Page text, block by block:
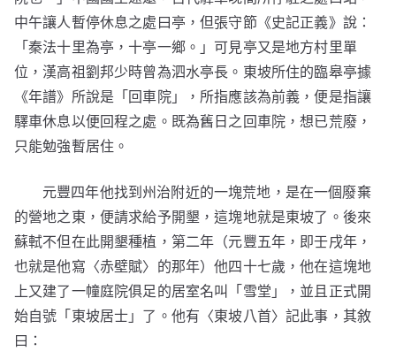
中午讓人暫停休息之處曰亭，但張守節《史記正義》說：
「秦法十里為亭，十亭一鄉。」可見亭又是地方村里單
位，漢高祖劉邦少時曾為泗水亭長。東坡所住的臨皋亭據
《年譜》所說是「回車院」，所指應該為前義，便是指讓
驛車休息以便回程之處。既為舊日之回車院，想已荒廢，
只能勉強暫居住。
元豐四年他找到州治附近的一塊荒地，是在一個廢棄
的營地之東，便請求給予開墾，這塊地就是東坡了。後來
蘇軾不但在此開墾種植，第二年（元豐五年，即壬戌年，
也就是他寫〈赤壁賦〉的那年）他四十七歲，他在這塊地
上又建了一幢庭院俱足的居室名叫「雪堂」，並且正式開
始自號「東坡居士」了。他有〈東坡八首〉記此事，其敘
曰：